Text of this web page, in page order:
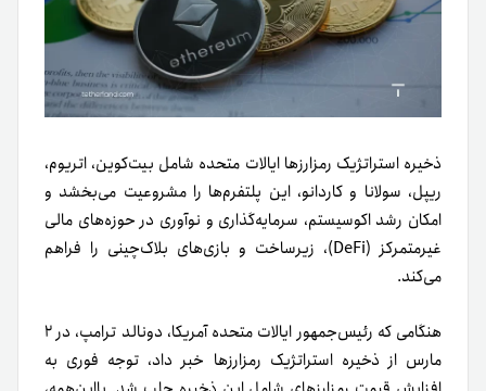
ذخیره استراتژیک رمزارزها ایالات متحده شامل بیت‌کوین، اتریوم،
ریپل، سولانا و کاردانو، این پلتفرم‌ها را مشروعیت می‌بخشد و
امکان رشد اکوسیستم، سرمایه‌گذاری و نوآوری در حوزه‌های مالی
غیرمتمرکز (DeFi)، زیرساخت و بازی‌های بلاک‌چینی را فراهم
می‌کند.
هنگامی که رئیس‌جمهور ایالات متحده آمریکا، دونالد ترامپ، در ۲
مارس از ذخیره استراتژیک رمزارزها خبر داد، توجه فوری به